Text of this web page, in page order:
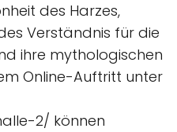
des Harzes,
Verständnis für die
ihre mythologischen
Online-Auftritt unter
2/ können